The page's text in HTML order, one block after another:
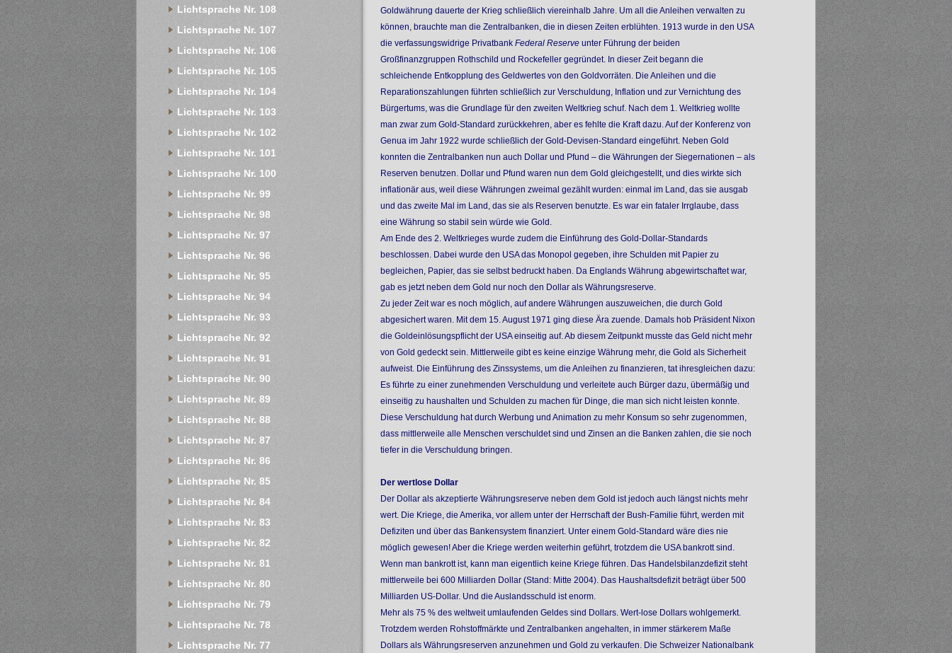
Goldwährung dauerte der Krieg schließlich viereinhalb Jahre. Um all die Anleihen verwalten zu
können, brauchte man die Zentralbanken, die in diesen Zeiten erblühten. 1913 wurde in den USA
die verfassungswidrige Privatbank Federal Reserve unter Führung der beiden
Großfinanzgruppen Rothschild und Rockefeller gegründet. In dieser Zeit begann die
schleichende Entkopplung des Geldwertes von den Goldvorräten. Die Anleihen und die
Reparationszahlungen führten schließlich zur Verschuldung, Inflation und zur Vernichtung des
Bürgertums, was die Grundlage für den zweiten Weltkrieg schuf. Nach dem 1. Weltkrieg wollte
man zwar zum Gold-Standard zurückkehren, aber es fehlte die Kraft dazu. Auf der Konferenz von
Genua im Jahr 1922 wurde schließlich der Gold-Devisen-Standard eingeführt. Neben Gold
konnten die Zentralbanken nun auch Dollar und Pfund – die Währungen der Siegernationen – als
Reserven benutzen. Dollar und Pfund waren nun dem Gold gleichgestellt, und dies wirkte sich
inflationär aus, weil diese Währungen zweimal gezählt wurden: einmal im Land, das sie ausgab
und das zweite Mal im Land, das sie als Reserven benutzte. Es war ein fataler Irrglaube, dass
eine Währung so stabil sein würde wie Gold.
Am Ende des 2. Weltkrieges wurde zudem die Einführung des Gold-Dollar-Standards
beschlossen. Dabei wurde den USA das Monopol gegeben, ihre Schulden mit Papier zu
begleichen, Papier, das sie selbst bedruckt haben. Da Englands Währung abgewirtschaftet war,
gab es jetzt neben dem Gold nur noch den Dollar als Währungsreserve.
Zu jeder Zeit war es noch möglich, auf andere Währungen auszuweichen, die durch Gold
abgesichert waren. Mit dem 15. August 1971 ging diese Ära zuende. Damals hob Präsident Nixon
die Goldeinlösungspflicht der USA einseitig auf. Ab diesem Zeitpunkt musste das Geld nicht mehr
von Gold gedeckt sein. Mittlerweile gibt es keine einzige Währung mehr, die Gold als Sicherheit
aufweist. Die Einführung des Zinssystems, um die Anleihen zu finanzieren, tat ihresgleichen dazu:
Es führte zu einer zunehmenden Verschuldung und verleitete auch Bürger dazu, übermäßig und
einseitig zu haushalten und Schulden zu machen für Dinge, die man sich nicht leisten konnte.
Diese Verschuldung hat durch Werbung und Animation zu mehr Konsum so sehr zugenommen,
dass mittlerweile alle Menschen verschuldet sind und Zinsen an die Banken zahlen, die sie noch
tiefer in die Verschuldung bringen.
Der wertlose Dollar
Der Dollar als akzeptierte Währungsreserve neben dem Gold ist jedoch auch längst nichts mehr
wert. Die Kriege, die Amerika, vor allem unter der Herrschaft der Bush-Familie führt, werden mit
Defiziten und über das Bankensystem finanziert. Unter einem Gold-Standard wäre dies nie
möglich gewesen! Aber die Kriege werden weiterhin geführt, trotzdem die USA bankrott sind.
Wenn man bankrott ist, kann man eigentlich keine Kriege führen. Das Handelsbilanzdefizit steht
mittlerweile bei 600 Milliarden Dollar (Stand: Mitte 2004). Das Haushaltsdefizit beträgt über 500
Milliarden US-Dollar. Und die Auslandsschuld ist enorm.
Mehr als 75 % des weltweit umlaufenden Geldes sind Dollars. Wert-lose Dollars wohlgemerkt.
Trotzdem werden Rohstoffmärkte und Zentralbanken angehalten, in immer stärkerem Maße
Dollars als Währungsreserven anzunehmen und Gold zu verkaufen. Die Schweizer Nationalbank
Lichtsprache Nr. 108
Lichtsprache Nr. 107
Lichtsprache Nr. 106
Lichtsprache Nr. 105
Lichtsprache Nr. 104
Lichtsprache Nr. 103
Lichtsprache Nr. 102
Lichtsprache Nr. 101
Lichtsprache Nr. 100
Lichtsprache Nr. 99
Lichtsprache Nr. 98
Lichtsprache Nr. 97
Lichtsprache Nr. 96
Lichtsprache Nr. 95
Lichtsprache Nr. 94
Lichtsprache Nr. 93
Lichtsprache Nr. 92
Lichtsprache Nr. 91
Lichtsprache Nr. 90
Lichtsprache Nr. 89
Lichtsprache Nr. 88
Lichtsprache Nr. 87
Lichtsprache Nr. 86
Lichtsprache Nr. 85
Lichtsprache Nr. 84
Lichtsprache Nr. 83
Lichtsprache Nr. 82
Lichtsprache Nr. 81
Lichtsprache Nr. 80
Lichtsprache Nr. 79
Lichtsprache Nr. 78
Lichtsprache Nr. 77